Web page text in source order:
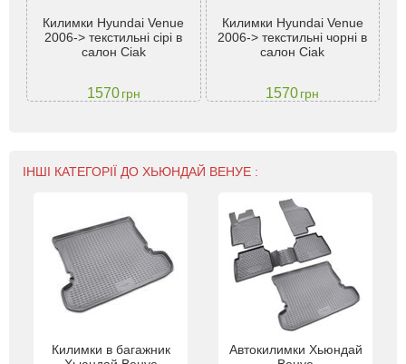
Килимки Hyundai Venue
2006-> текстильні сірі в
салон Ciak
1570 грн
Килимки Hyundai Venue
2006-> текстильні чорні в
салон Ciak
1570грн
ІНШІ КАТЕГОРІЇ ДО ХЬЮНДАЙ ВЕНУЕ :
Килимки в багажник
Автокилимки Хьюндай